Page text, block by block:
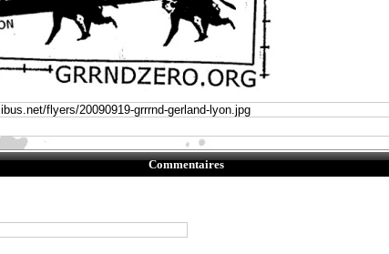
Commentaires